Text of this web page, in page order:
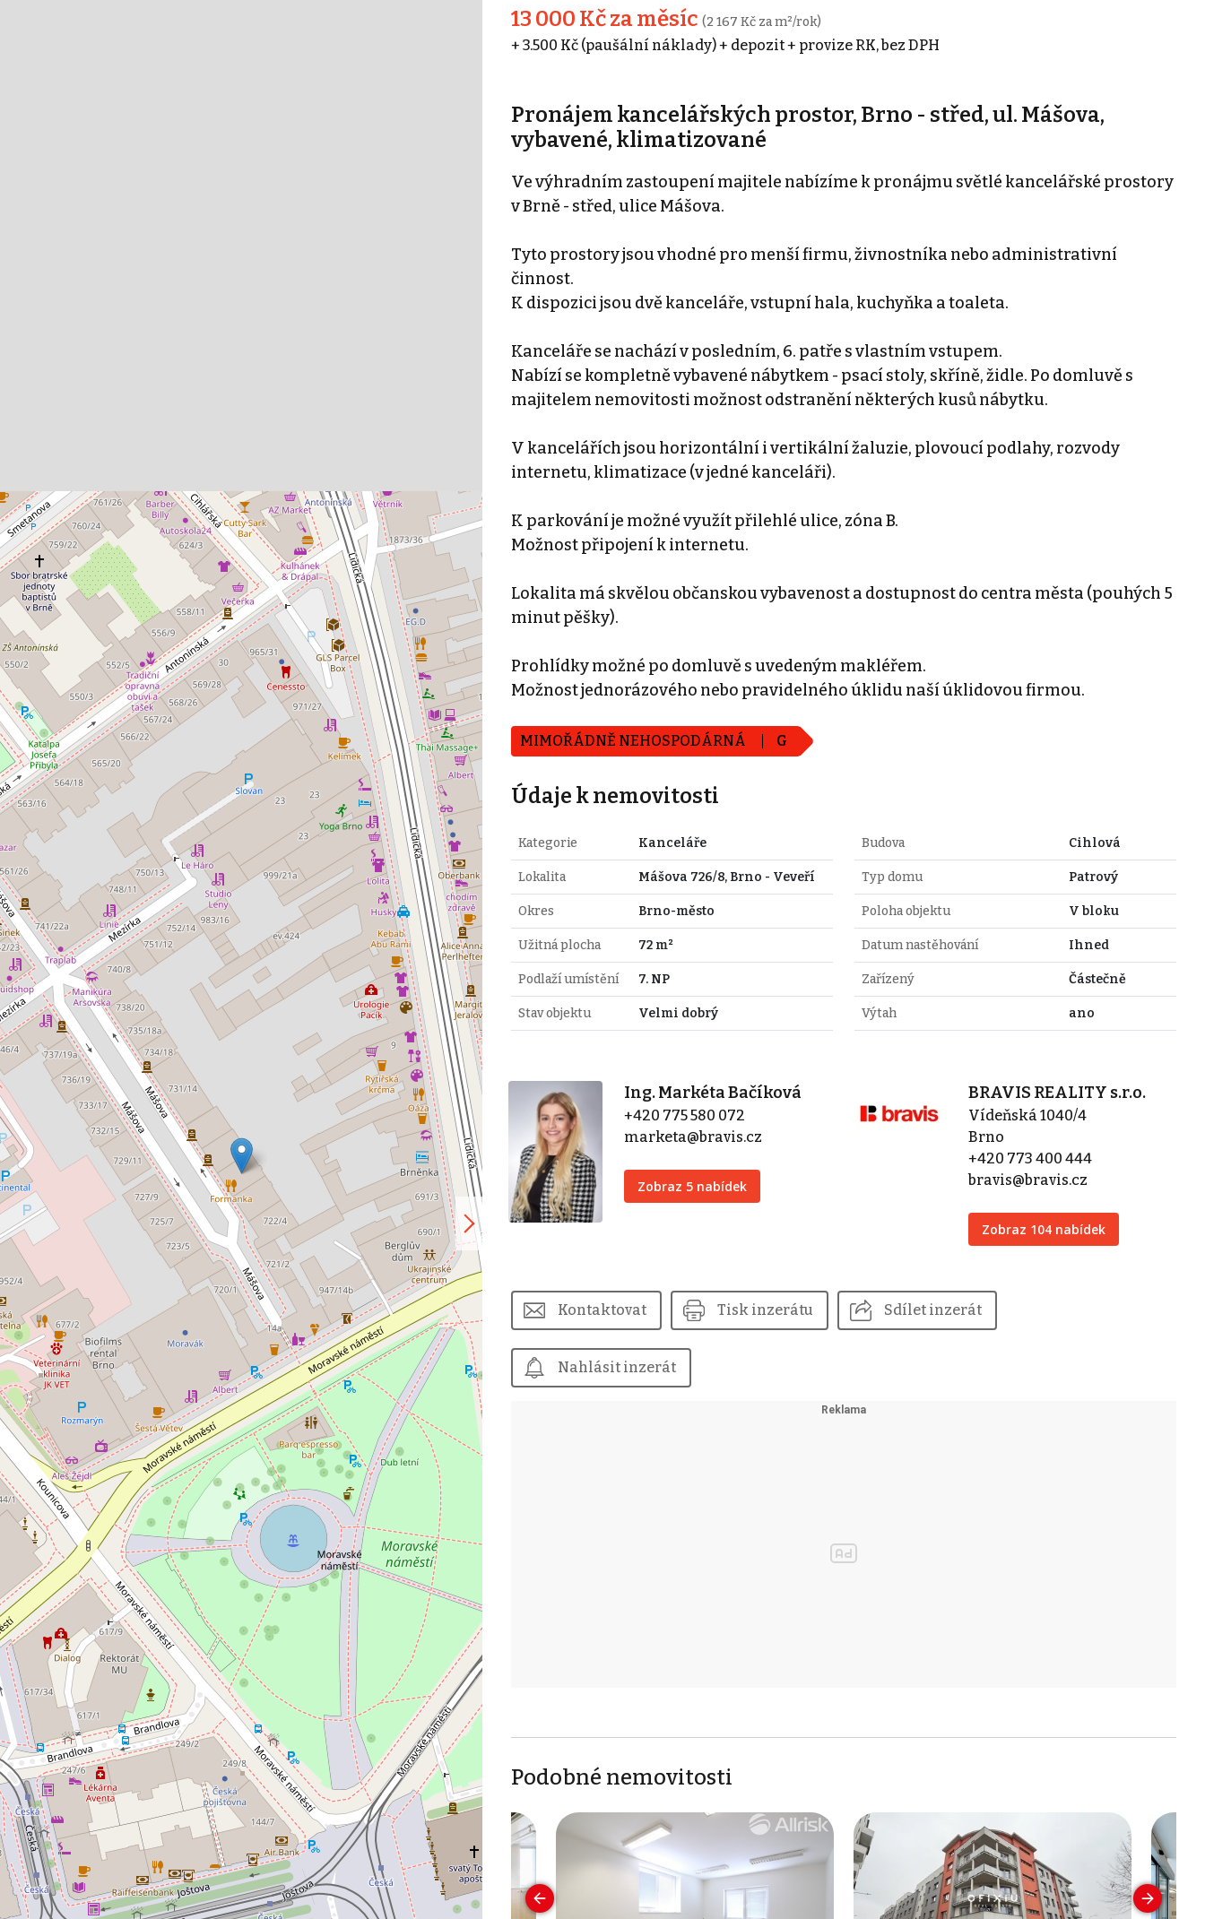
13 000 Kč za měsíc (2 167 Kč za m²/rok)
+ 3.500 Kč (paušální náklady) + depozit + provize RK, bez DPH
Pronájem kancelářských prostor, Brno - střed, ul. Mášova,
vybavené, klimatizované
Ve výhradním zastoupení majitele nabízíme k pronájmu světlé kancelářské prostory
v Brně - střed, ulice Mášova.
Tyto prostory jsou vhodné pro menší firmu, živnostníka nebo administrativní
činnost.
K dispozici jsou dvě kanceláře, vstupní hala, kuchyňka a toaleta.
Kanceláře se nachází v posledním, 6. patře s vlastním vstupem.
Nabízí se kompletně vybavené nábytkem - psací stoly, skříně, židle. Po domluvě s
majitelem nemovitosti možnost odstranění některých kusů nábytku.
V kancelářích jsou horizontální i vertikální žaluzie, plovoucí podlahy, rozvody
internetu, klimatizace (v jedné kanceláři).
K parkování je možné využít přilehlé ulice, zóna B.
Možnost připojení k internetu.
Lokalita má skvělou občanskou vybavenost a dostupnost do centra města (pouhých 5
minut pěšky).
Prohlídky možné po domluvě s uvedeným makléřem.
Možnost jednorázového nebo pravidelného úklidu naší úklidovou firmou.
MIMOŘÁDNĚ NEHOSPODÁRNÁ G
Údaje k nemovitosti
Kategorie Kanceláře
Lokalita Mášova 726/8, Brno - Veveří
Okres Brno-město
Užitná plocha 72 m²
Podlaží umístění 7. NP
Stav objektu Velmi dobrý
Budova Cihlová
Typ domu Patrový
Poloha objektu V bloku
Datum nastěhování Ihned
Zařízený Částečně
Výtah ano
Ing. Markéta Bačíková
+420 775 580 072
marketa@bravis.cz
Zobraz 5 nabídek
BRAVIS REALITY s.r.o.
Vídeňská 1040/4
Brno
+420 773 400 444
bravis@bravis.cz
Zobraz 104 nabídek
Kontaktovat Tisk inzerátu Sdílet inzerát
Nahlásit inzerát
Podobné nemovitosti